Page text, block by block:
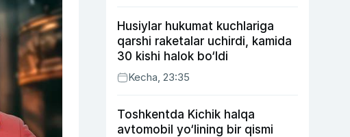
Husiylar hukumat kuchlariga
qarshi raketalar uchirdi, kamida
30 kishi halok bo‘ldi
Kecha, 23:35
Toshkentda Kichik halqa
avtomobil yo‘lining bir qismi